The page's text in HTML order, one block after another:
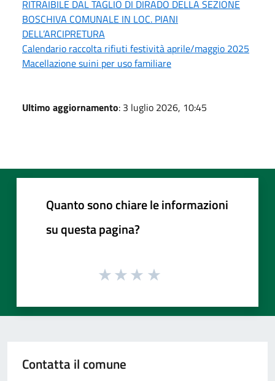
RITRAIBILE DAL TAGLIO DI DIRADO DELLA SEZIONE
BOSCHIVA COMUNALE IN LOC. PIANI
DELL’ARCIPRETURA
Calendario raccolta rifiuti festività aprile/maggio 2025
Macellazione suini per uso familiare
Ultimo aggiornamento: 3 luglio 2026, 10:45
Quanto sono chiare le informazioni
su questa pagina?
Contatta il comune